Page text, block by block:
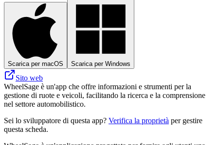
Scarica per macOS Scarica per Windows
Sito web
WheelSage è un'app che offre informazioni e strumenti per la
gestione di ruote e veicoli, facilitando la ricerca e la comprensione
nel settore automobilistico.
Sei lo sviluppatore di questa app? Verifica la proprietà per gestire
questa scheda.